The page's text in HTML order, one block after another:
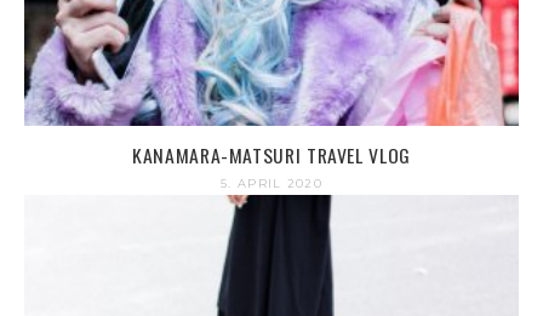
KANAMARA-MATSURI TRAVEL VLOG
5. APRIL 2020